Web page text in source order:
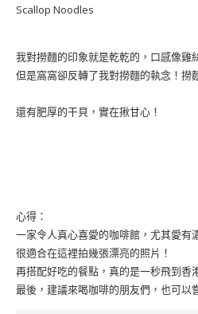
Scallop Noodles
我對撈麵的印象就是乾乾的，口感像雞
但是窩窩卻反轉了我對撈麵的執念！撈
還有肥厚的干貝，實在揪甘心！
心得：
一家令人真心喜愛的咖啡館，尤其愛有
很適合在這裡拍幾張漂亮的照片！
再搭配好吃的餐點，真的是一秒飛到香
最後，建議來喝咖啡的朋友們，也可以